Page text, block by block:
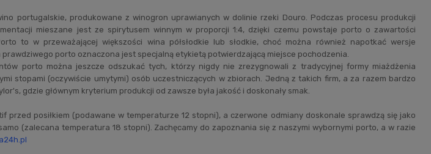
portugalskie, produkowane z winogron uprawianych w dolinie rzeki Douro. Podczas procesu produkcji
mieszane jest ze spirytusem winnym w proporcji 1:4, dzięki czemu powstaje porto o zawartości
to w przeważającej większości wina półsłodkie lub słodkie, choć można również napotkać wersje
porto oznaczona jest specjalną etykietą potwierdzającą miejsce pochodzenia.
porto można jeszcze odszukać tych, którzy nigdy nie zrezygnowali z tradycyjnej formy miażdżenia
stopami (oczywiście umytymi) osób uczestniczących w zbiorach. Jedną z takich firm, a za razem bardzo
gdzie głównym kryterium produkcji od zawsze była jakość i doskonały smak.
przed posiłkiem (podawane w temperaturze 12 stopni), a czerwone odmiany doskonale sprawdzą się jako
(zalecana temperatura 18 stopni). Zachęcamy do zapoznania się z naszymi wybornymi porto, a w razie